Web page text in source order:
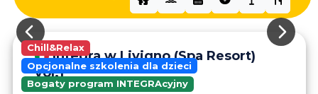
Chill&Relax
Opcjonalne szkolenia dla dzieci
Bogaty program INTEGRAcyjny
Integra w Livigno (Spa Resort)
vol.1